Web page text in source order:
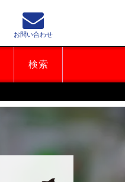
検索
お問い合わせ